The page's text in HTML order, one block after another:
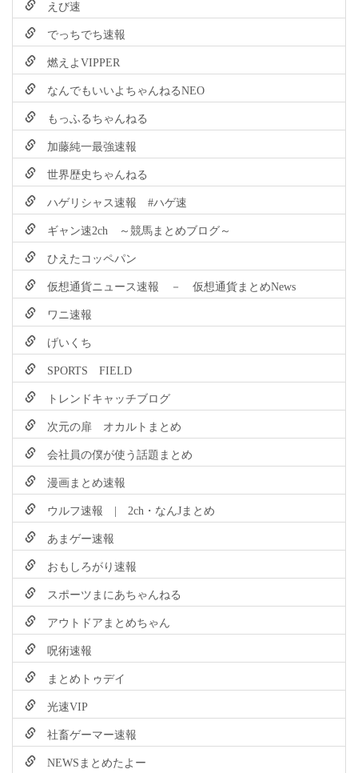
えび速
でっちでち速報
燃えよVIPPER
なんでもいいよちゃんねるNEO
もっふるちゃんねる
加藤純一最強速報
世界歴史ちゃんねる
ハゲリシャス速報 #ハゲ速
ギャン速2ch ～競馬まとめブログ～
ひえたコッペパン
仮想通貨ニュース速報 － 仮想通貨まとめNews
ワニ速報
げいくち
SPORTS FIELD
トレンドキャッチブログ
次元の扉 オカルトまとめ
会社員の僕が使う話題まとめ
漫画まとめ速報
ウルフ速報 | 2ch・なんJまとめ
あまゲー速報
おもしろがり速報
スポーツまにあちゃんねる
アウトドアまとめちゃん
呪術速報
まとめトゥデイ
光速VIP
社畜ゲーマー速報
NEWSまとめたよー